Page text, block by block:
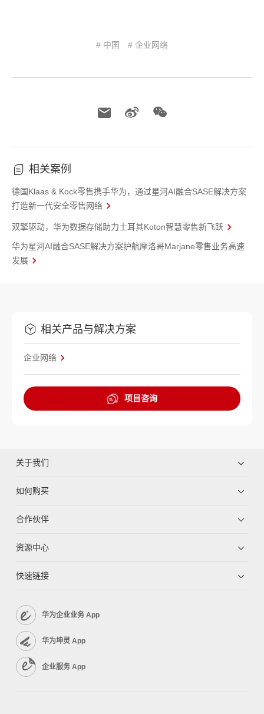
# 中国 # 企业网络
相关案例
德国Klaas & Kock零售携手华为，通过星河AI融合SASE解决方案
打造新一代安全零售网络
双擎驱动，华为数据存储助力土耳其Koton智慧零售新飞跃
华为星河AI融合SASE解决方案护航摩洛哥Marjane零售业务高速
发展
相关产品与解决方案
企业网络
项目咨询
关于我们
如何购买
合作伙伴
资源中心
快速链接
华为企业业务 App
华为坤灵 App
企业服务 App